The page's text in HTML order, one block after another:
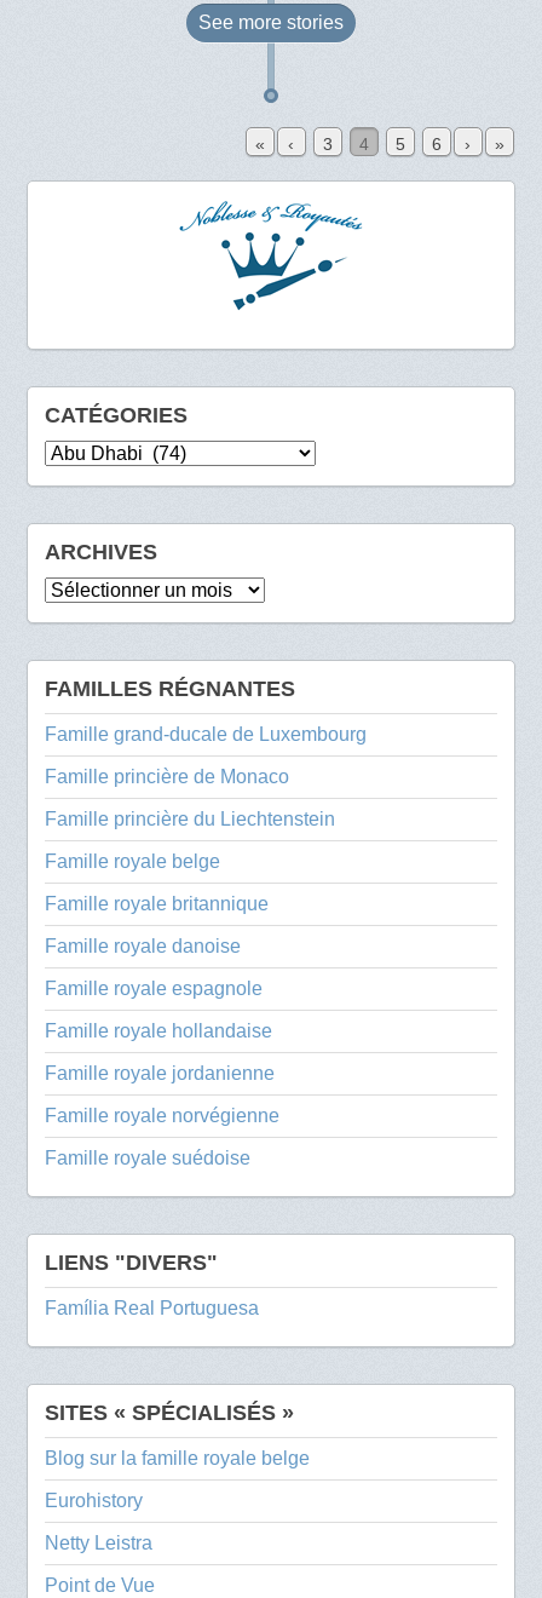
See more stories
« ‹ 3 4 5 6 › »
CATÉGORIES
Catégories
ARCHIVES
Archives
FAMILLES RÉGNANTES
Famille grand-ducale de Luxembourg
Famille princière de Monaco
Famille princière du Liechtenstein
Famille royale belge
Famille royale britannique
Famille royale danoise
Famille royale espagnole
Famille royale hollandaise
Famille royale jordanienne
Famille royale norvégienne
Famille royale suédoise
LIENS "DIVERS"
Família Real Portuguesa
SITES « SPÉCIALISÉS »
Blog sur la famille royale belge
Eurohistory
Netty Leistra
Point de Vue